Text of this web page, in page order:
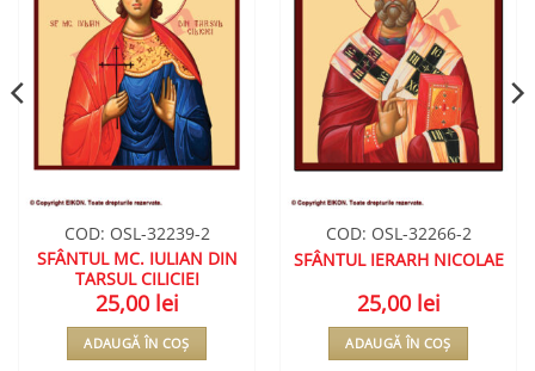
COD: OSL-32239-2
SFÂNTUL MC. IULIAN DIN
TARSUL CILICIEI
25,00 lei
ADAUGĂ ÎN COȘ
COD: OSL-32266-2
SFÂNTUL IERARH NICOLAE
25,00 lei
ADAUGĂ ÎN COȘ